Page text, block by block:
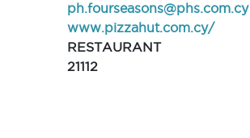
ph.fourseasons@phs.com.cy
www.pizzahut.com.cy/
RESTAURANT
21112